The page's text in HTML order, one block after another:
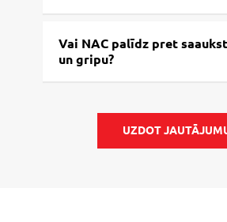
Vai NAC palīdz pret
un gripu?
UZDOT